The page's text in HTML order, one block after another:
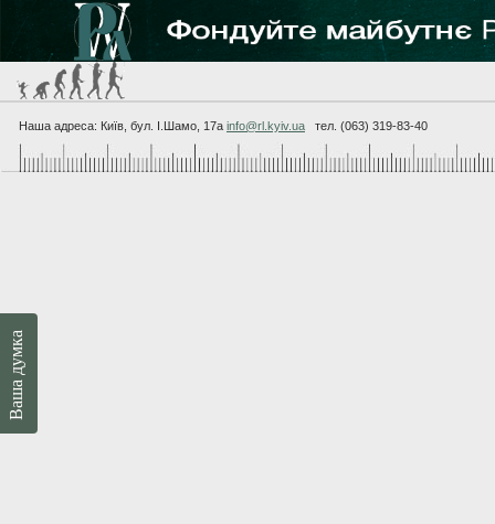
Наша адреса: Київ, бул. I.Шамо, 17а info@rl.kyiv.ua тел. (063) 319-83-40
Ваша думка